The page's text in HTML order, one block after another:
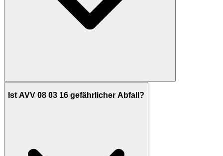
Ist AVV 08 03 16 gefährlicher Abfall?